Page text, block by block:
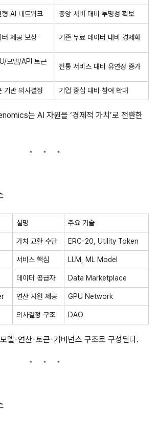
형 AI 네트워크 중앙 서버 대비 투명성 확보
터 제공 보상 기존 무료 데이터 대비 경제화
모델/API 토큰
전통 서비스 대비 유연성 증가
기반 의사결정 기업 중심 대비 참여 확대
는 AI 자원을 ‘경제적 가치’로 전환한
설명 주요 기술
가치 교환 수단 ERC-20, Utility Token
서비스 핵심 LLM, ML Model
데이터 공급자 Data Marketplace
연산 자원 제공 GPU Network
의사결정 구조 DAO
델-연산-토큰-거버넌스 구조로 구성된다.